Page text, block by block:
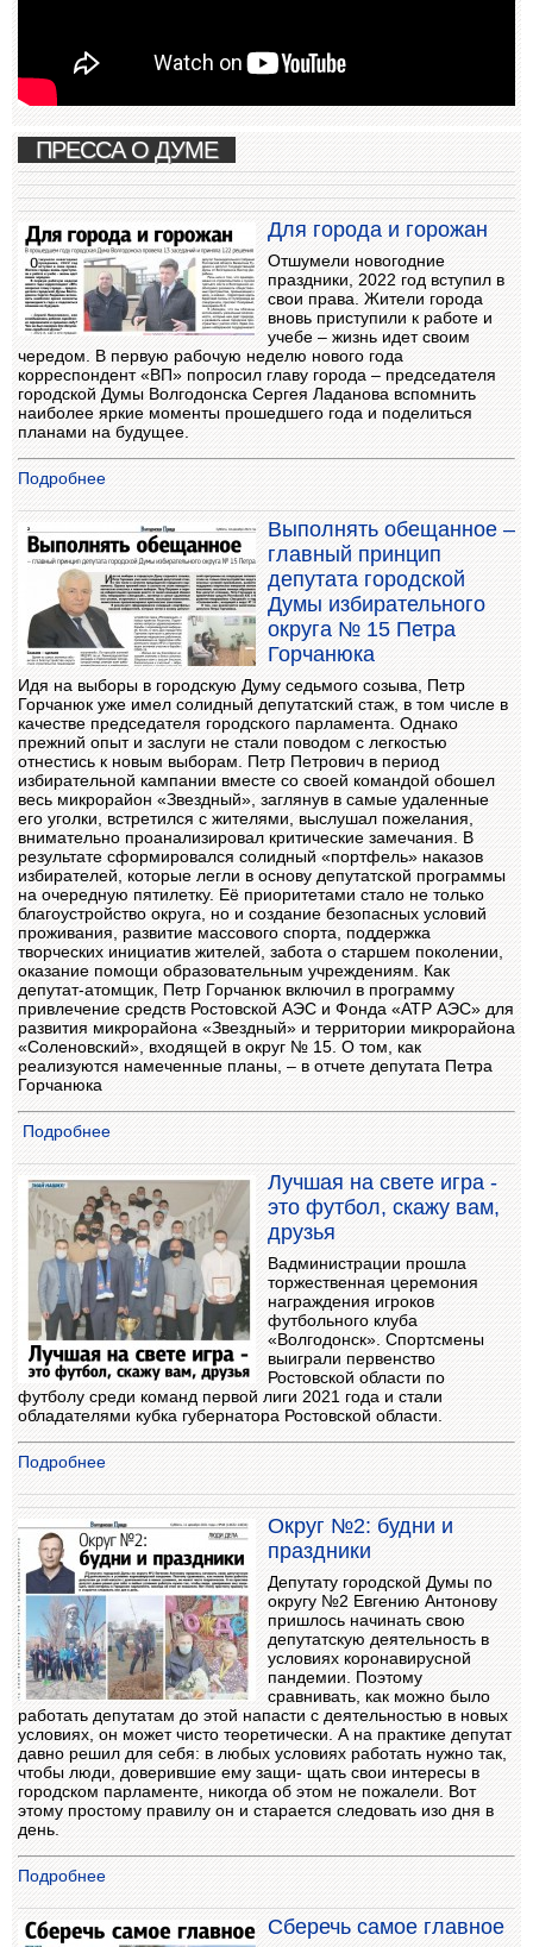
ПРЕССА О ДУМЕ
Для города и горожан
Отшумели новогодние
праздники, 2022 год вступил в
свои права. Жители города
вновь приступили к работе и
учебе – жизнь идет своим
чередом. В первую рабочую неделю нового года
корреспондент «ВП» попросил главу города – председателя
городской Думы Волгодонска Сергея Ладанова вспомнить
наиболее яркие моменты прошедшего года и поделиться
планами на будущее.
Подробнее
Выполнять обещанное –
главный принцип
депутата городской
Думы избирательного
округа № 15 Петра
Горчанюка
Идя на выборы в городскую Думу седьмого созыва, Петр
Горчанюк уже имел солидный депутатский стаж, в том числе в
качестве председателя городского парламента. Однако
прежний опыт и заслуги не стали поводом с легкостью
отнестись к новым выборам. Петр Петрович в период
избирательной кампании вместе со своей командой обошел
весь микрорайон «Звездный», заглянув в самые удаленные
его уголки, встретился с жителями, выслушал пожелания,
внимательно проанализировал критические замечания. В
результате сформировался солидный «портфель» наказов
избирателей, которые легли в основу депутатской программы
на очередную пятилетку. Её приоритетами стало не только
благоустройство округа, но и создание безопасных условий
проживания, развитие массового спорта, поддержка
творческих инициатив жителей, забота о старшем поколении,
оказание помощи образовательным учреждениям. Как
депутат-атомщик, Петр Горчанюк включил в программу
привлечение средств Ростовской АЭС и Фонда «АТР АЭС» для
развития микрорайона «Звездный» и территории микрорайона
«Соленовский», входящей в округ № 15. О том, как
реализуются намеченные планы, – в отчете депутата Петра
Горчанюка
Подробнее
Лучшая на свете игра -
это футбол, скажу вам,
друзья
Вадминистрации прошла
торжественная церемония
награждения игроков
футбольного клуба
«Волгодонск». Спортсмены
выиграли первенство
Ростовской области по
футболу среди команд первой лиги 2021 года и стали
обладателями кубка губернатора Ростовской области.
Подробнее
Округ №2: будни и
праздники
Депутату городской Думы по
округу №2 Евгению Антонову
пришлось начинать свою
депутатскую деятельность в
условиях коронавирусной
пандемии. Поэтому
сравнивать, как можно было
работать депутатам до этой напасти с деятельностью в новых
условиях, он может чисто теоретически. А на практике депутат
давно решил для себя: в любых условиях работать нужно так,
чтобы люди, доверившие ему защи- щать свои интересы в
городском парламенте, никогда об этом не пожалели. Вот
этому простому правилу он и старается следовать изо дня в
день.
Подробнее
Сберечь самое главное